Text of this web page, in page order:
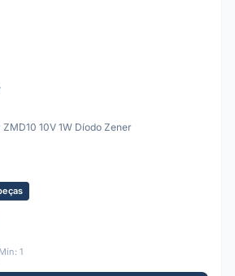
10V 1W Díodo Zener
Mín: 1